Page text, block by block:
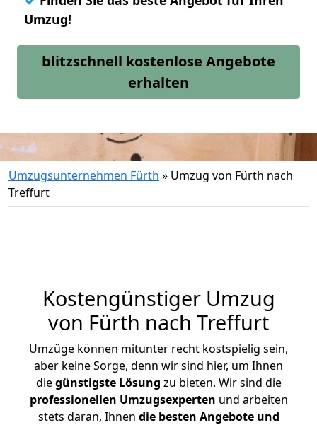
Umzug!
blitzschnell kostenlose Angebote
erhalten
Umzugsunternehmen Fürth » Umzug von Fürth nach
Treffurt
Kostengünstiger Umzug
von Fürth nach Treffurt
Umzüge können mitunter recht kostspielig sein,
aber keine Sorge, denn wir sind hier, um Ihnen
diegünstigste Lösung zu bieten. Wir sind die
professionellen Umzugsexperten und arbeiten
stets daran, Ihnen die besten Angebote und